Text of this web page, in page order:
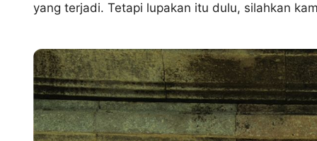
yang terjadi. Tetapi lupakan itu dulu, silahkan